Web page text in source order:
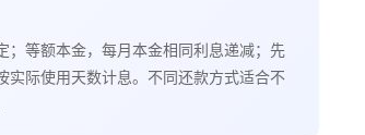
；等额本金，每月本金相同利息递减；先
实际使用天数计息。不同还款方式适合不